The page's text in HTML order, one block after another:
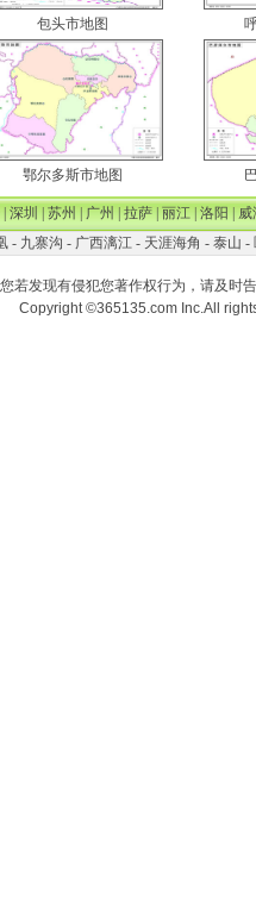
包头市地图
鄂尔多斯市地图
|深圳|苏州|广州|拉萨|丽江|洛阳|威
- 九寨沟 - 广西漓江- 天涯海角 - 泰山 -
若发现有侵犯您著作权行为，请及时
Copyright ©365135.com Inc.All